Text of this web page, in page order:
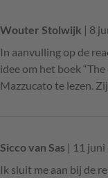
Wouter Stolwijk | 8
In aanvulling op de
idee om het boek
Mazzucato te lezen.
Sicco van Sas | 11
Ik sluit me aan bij de